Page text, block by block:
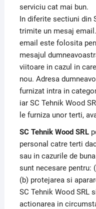
serviciu cat mai bun.
In diferite sectiuni din
trimite un mesaj
email este folosita
mesajul
viitoare in cazul in
nou. Adresa
furnizat intra in
iar SC Tehnik Wood
le furniza unor terti,
SC Tehnik Wood SRL
personal catre terti
sau in cazurile de
sunt necesare pentru:
(b) protejarea si
SC Tehnik Wood SRL
actionarea in